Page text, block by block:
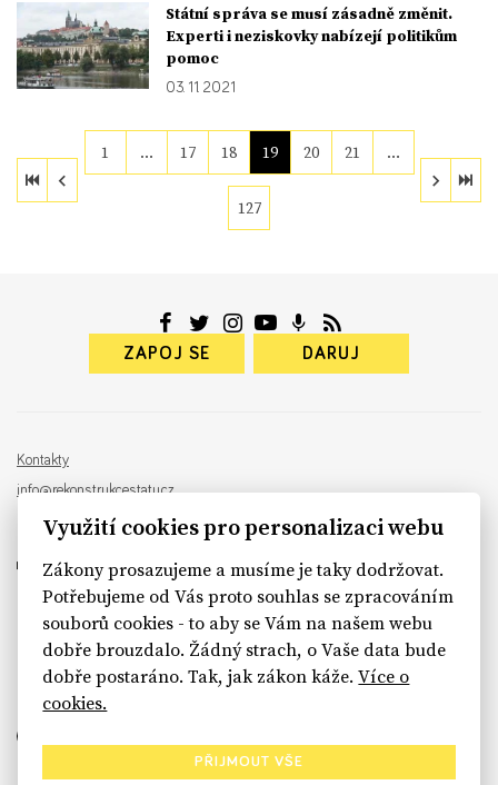
Státní správa se musí zásadně změnit.
Experti i neziskovky nabízejí politikům
pomoc
03. 11. 2021
1 … 17 18 19 20 21 …
127
ZAPOJ SE DARUJ
Kontakty
info@rekonstrukcestatu.cz
Návrh a vývoj: Sinfin , ilustrace:
sinfin.digital
Využití cookies pro personalizaci webu
Zákony prosazujeme a musíme je taky dodržovat.
Potřebujeme od Vás proto souhlas se zpracováním
souborů cookies - to aby se Vám na našem webu
dobře brouzdalo. Žádný strach, o Vaše data bude
dobře postaráno. Tak, jak zákon káže.Více o
cookies.
PŘIJMOUT VŠE